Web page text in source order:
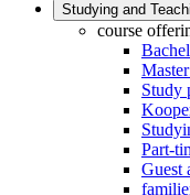
Studying and
course
Study
Part-
Guest